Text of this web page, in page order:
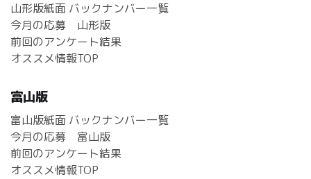
山形版紙面 バックナンバー一覧
今月の応募 山形版
前回のアンケート結果
オススメ情報TOP
富山版
富山版紙面 バックナンバー一覧
今月の応募 富山版
前回のアンケート結果
オススメ情報TOP